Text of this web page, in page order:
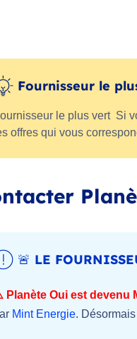
Fournisseur le
le plus vert Si
offres qui vous
🚨 LE
Planète Oui est devenu
Mint Energie.